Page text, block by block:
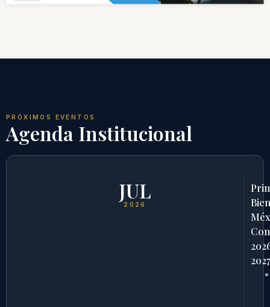
PRÓXIMOS EVENTOS
Agenda Institucional
JUL
2026
2027